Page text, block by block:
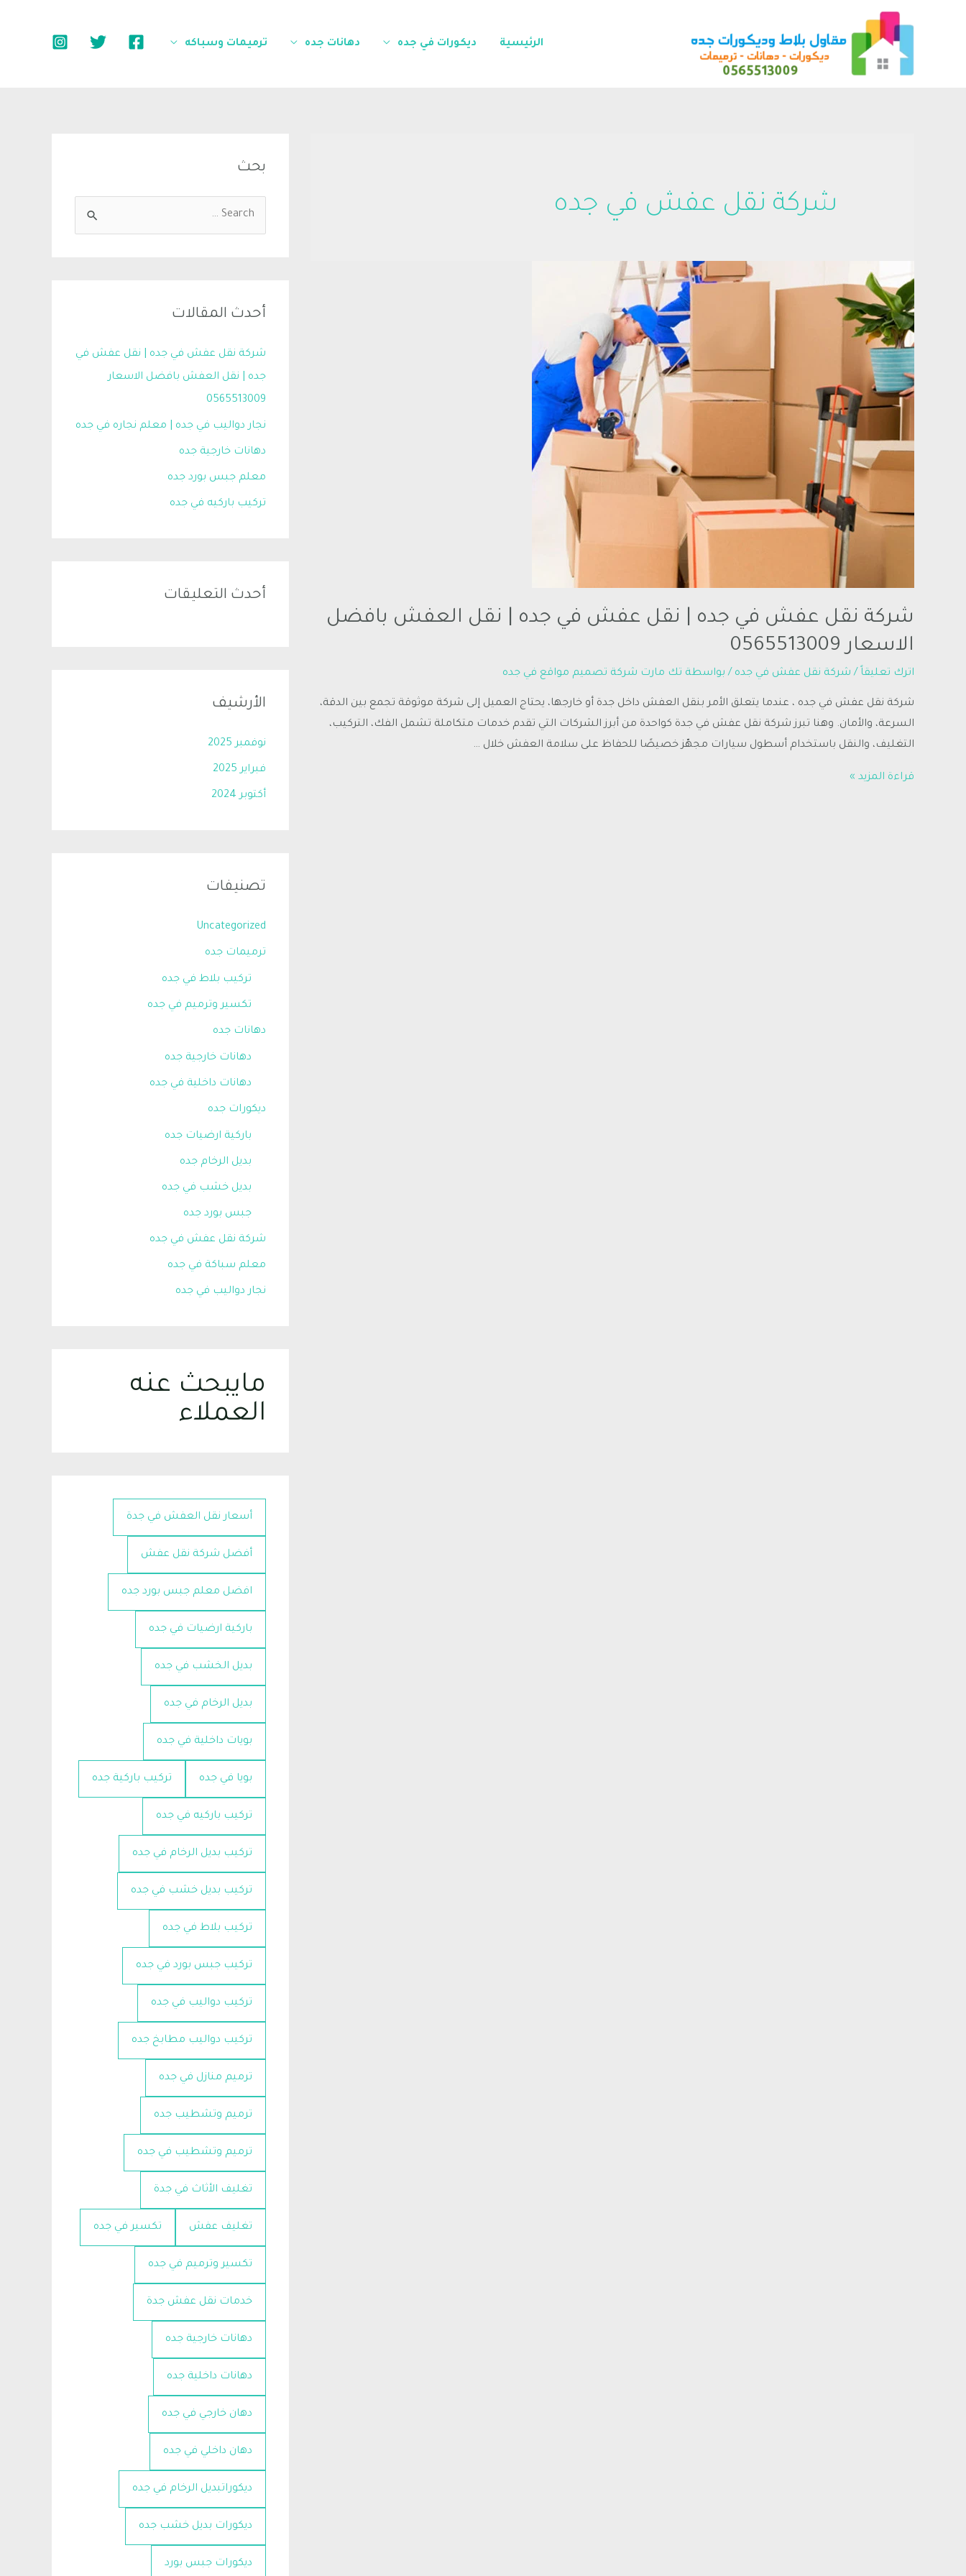
الرئيسية ديكورات في جده دهانات جده ترميمات وسباكه
شركة نقل عفش في جده
شركة نقل عفش في جده | نقل عفش في جده | نقل العفش بافضل
الاسعار 0565513009
اترك تعليقاً / شركة نقل عفش في جده / بواسطة تك مارت شركة تصميم مواقع في جده
شركة نقل عفش في جده ، عندما يتعلق الأمر بنقل العفش داخل جدة أو خارجها، يحتاج العميل إلى شركة موثوقة تجمع بين الدقة،
السرعة، والأمان. وهنا تبرز شركة نقل عفش في جدة كواحدة من أبرز الشركات التي تقدم خدمات متكاملة تشمل الفك، التركيب،
التغليف، والنقل باستخدام أسطول سيارات مجهّز خصيصًا للحفاظ على سلامة العفش خلال …
قراءة المزيد »
بحث
أحدث المقالات
شركة نقل عفش في جده | نقل عفش في
جده | نقل العفش بافضل الاسعار
0565513009
نجار دواليب في جده | معلم نجاره في جده
دهانات خارجية جده
معلم جبس بورد جده
تركيب باركيه في جده
أحدث التعليقات
الأرشيف
نوفمبر 2025
فبراير 2025
أكتوبر 2024
تصنيفات
Uncategorized
ترميمات جده
تركيب بلاط في جده
تكسير وترميم في جده
دهانات جده
دهانات خارجية جده
دهانات داخلية في جده
ديكورات جده
باركية ارضيات جده
بديل الرخام جده
بديل خشب في جده
جبس بورد جده
شركة نقل عفش في جده
معلم سباكة في جده
نجار دواليب في جده
مايبحث عنه
العملاء
أسعار نقل العفش في جدة
أفضل شركة نقل عفش
افضل معلم جبس بورد جده
باركية ارضيات في جده
بديل الخشب في جده
بديل الرخام في جده
بويات داخلية في جده
بويا في جده تركيب باركية جده
تركيب باركيه في جده
تركيب بديل الرخام في جده
تركيب بديل خشب في جده
تركيب بلاط في جده
تركيب جبس بورد في جده
تركيب دواليب في جده
تركيب دواليب مطابخ جده
ترميم منازل في جده
ترميم وتشطيب جده
ترميم وتشطيب في جده
تغليف الأثاث في جدة
تغليف عفش تكسير في جده
تكسير وترميم في جده
خدمات نقل عفش جدة
دهانات خارجية جده
دهانات داخلية جده
دهان خارجي في جده
دهان داخلي في جده
ديكوراتبديل الرخام في جده
ديكورات بديل خشب جده
ديكورات جبس بورد